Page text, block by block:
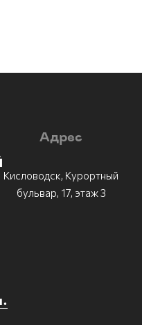
Адрес
Кисловодск, Курортный
бульвар, 17, этаж 3